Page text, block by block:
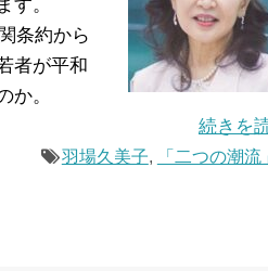
す。
条約から
者が平和
か。
続きを
羽場久美子, 「二つの潮流